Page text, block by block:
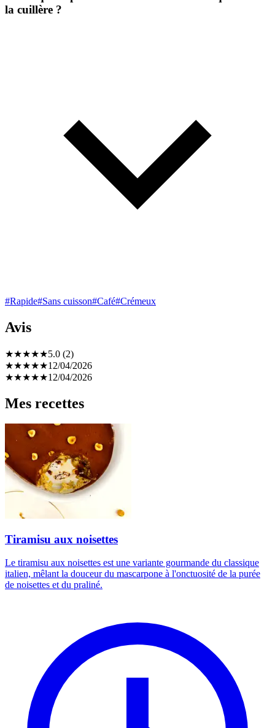
la cuillère ?
#Rapide#Sans cuisson#Café#Crémeux
Avis
★★★★★5.0 (2)
★★★★★12/04/2026
★★★★★12/04/2026
Mes recettes
Tiramisu aux noisettes
Le tiramisu aux noisettes est une variante gourmande du classique
italien, mêlant la douceur du mascarpone à l'onctuosité de la purée
de noisettes et du praliné.